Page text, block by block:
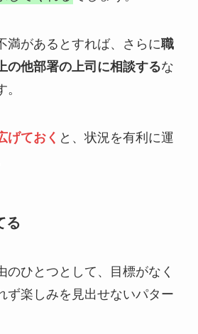
満があるとすれば、さらに職
の他部署の上司に相談するな
げておく と、状況を有利に運
る
のひとつとして、目標がなく
ず楽しみを見出せないパター